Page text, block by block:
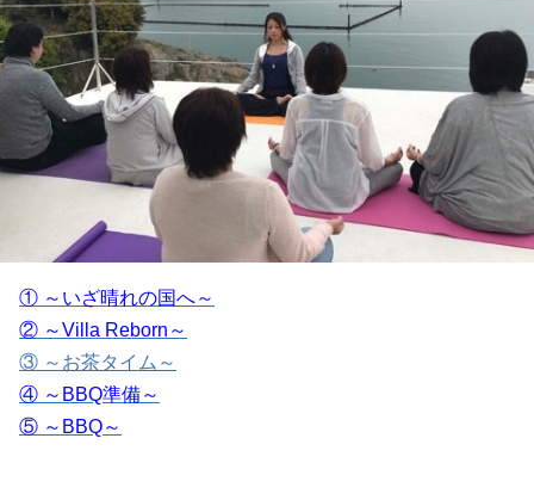
① ～いざ晴れの国へ～
② ～Villa Reborn～
③ ～お茶タイム～
④ ～BBQ準備～
⑤ ～BBQ～